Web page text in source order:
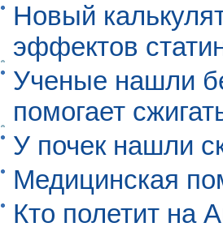
Новый
эффектов
Ученые нашли
помогает
У почек нашли
Медицинская
Кто полетит на